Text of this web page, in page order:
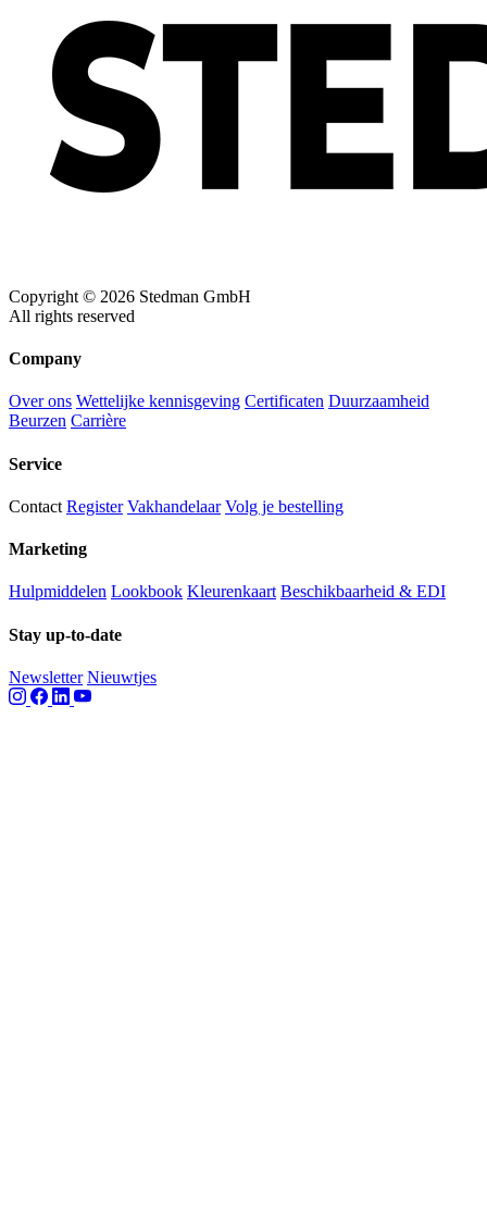
Copyright © 2026 Stedman GmbH
All rights reserved
Company
Over ons Wettelijke kennisgeving Certificaten Duurzaamheid
Beurzen Carrière
Service
Contact Register Vakhandelaar Volg je bestelling
Marketing
Hulpmiddelen Lookbook Kleurenkaart Beschikbaarheid & EDI
Stay up-to-date
Newsletter Nieuwtjes